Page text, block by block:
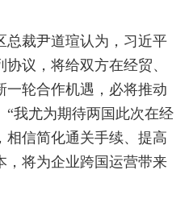
总裁尹道瑄认为，习近平
议，将给双方在经贸、
一轮合作机遇，必将推动
“我尤为期待两国此次在经
相信简化通关手续、提高
，将为企业跨国运营带来